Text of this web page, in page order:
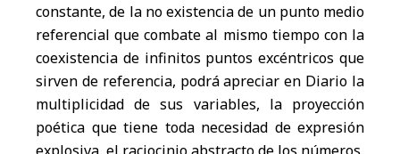
constante, de la no existencia de un punto medio
referencial que combate al mismo tiempo con la
coexistencia de infinitos puntos excéntricos que
sirven de referencia, podrá apreciar en Diario la
multiplicidad de sus variables, la proyección
poética que tiene toda necesidad de expresión